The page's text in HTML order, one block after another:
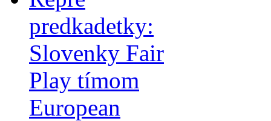
predkadetky:
Slovenky Fair
Play tímom
European